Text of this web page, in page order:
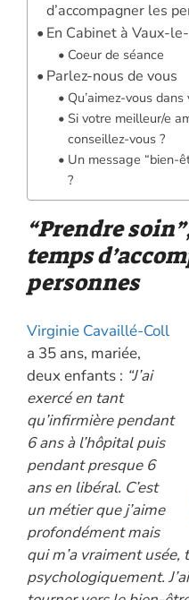
d’accompagner les
En Cabinet à Vaux-
Coeur de séance
Parlez-nous de vous
Qu’aimez-vous
Si votre meilleur/e
conseillez-vous ?
Un message “bien-
?
“Prendre
temps
personnes
Virginie Cavaillé-Coll
a 35 ans, mariée,
deux enfants : “J’ai
exercé en tant
qu’infirmière pendant
6 ans à l’hôpital puis
pendant presque 6
ans en libéral. C’est
un métier que j’aime
profondément mais
qui m’a vraiment
psychologiquement.